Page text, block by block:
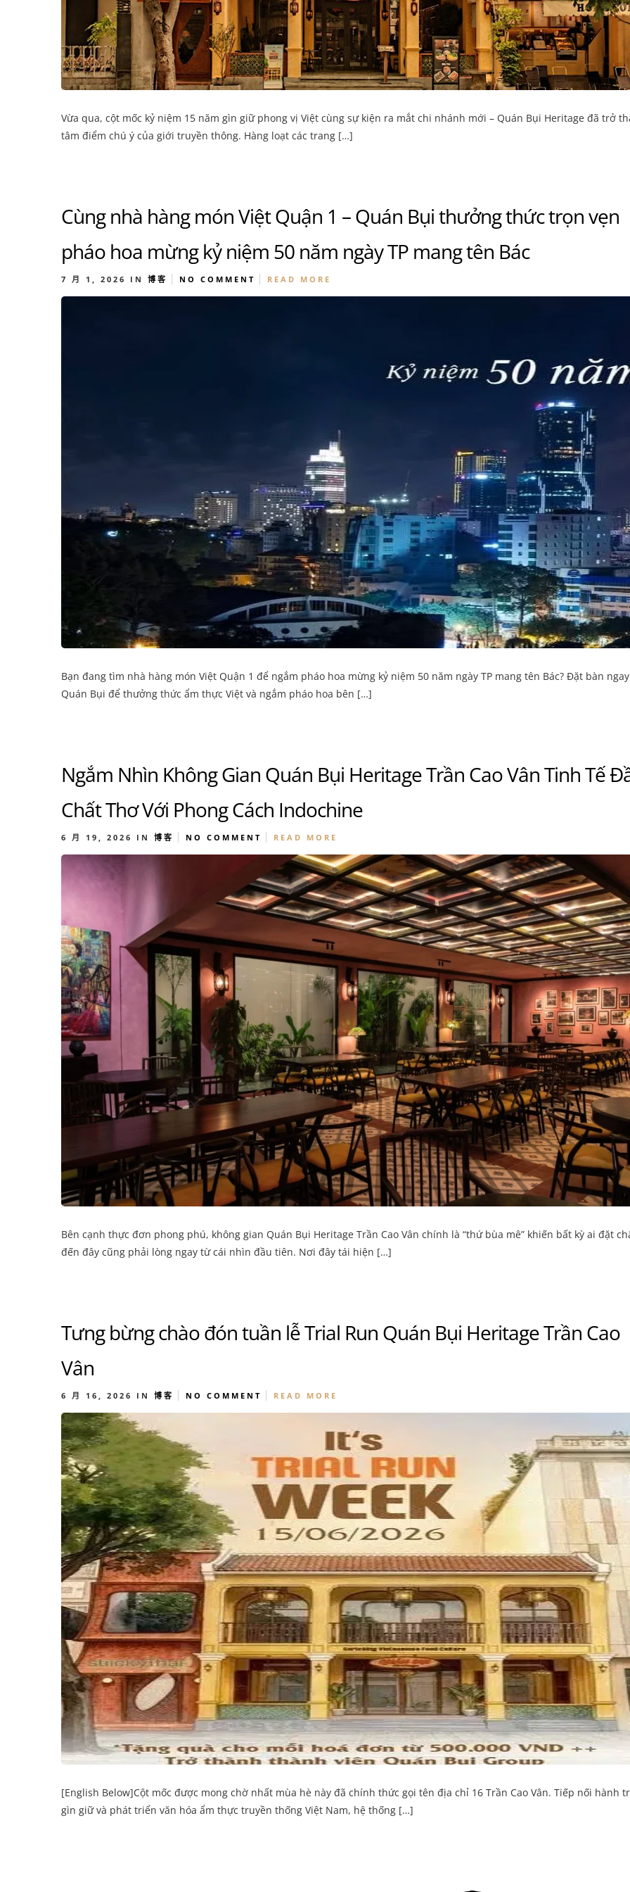
Vừa qua, cột mốc kỷ niệm 15 năm gìn giữ phong vị Việt cùng sự kiện ra mắt chi nhánh mới – Quán Bụi Heritage đã trở
tâm điểm chú ý của giới truyền thông. Hàng loạt các trang […]
Cùng nhà hàng món Việt Quận 1 – Quán Bụi thưởng thức trọn vẹn
pháo hoa mừng kỷ niệm 50 năm ngày TP mang tên Bác
7 月 1, 2026 IN 博客 NO COMMENT READ MORE
Bạn đang tìm nhà hàng món Việt Quận 1 để ngắm pháo hoa mừng kỷ niệm 50 năm ngày TP mang tên Bác? Đặt bàn
Quán Bụi để thưởng thức ẩm thực Việt và ngắm pháo hoa bên […]
Ngắm Nhìn Không Gian Quán Bụi Heritage Trần Cao Vân Tinh Tế
Chất Thơ Với Phong Cách Indochine
6 月 19, 2026 IN 博客 NO COMMENT READ MORE
Bên cạnh thực đơn phong phú, không gian Quán Bụi Heritage Trần Cao Vân chính là “thứ bùa mê” khiến bất kỳ ai đặt
đến đây cũng phải lòng ngay từ cái nhìn đầu tiên. Nơi đây tái hiện […]
Tưng bừng chào đón tuần lễ Trial Run Quán Bụi Heritage Trần Cao
Vân
6 月 16, 2026 IN 博客 NO COMMENT READ MORE
[English Below]Cột mốc được mong chờ nhất mùa hè này đã chính thức gọi tên địa chỉ 16 Trần Cao Vân. Tiếp nối hành
gìn giữ và phát triển văn hóa ẩm thực truyền thống Việt Nam, hệ thống […]